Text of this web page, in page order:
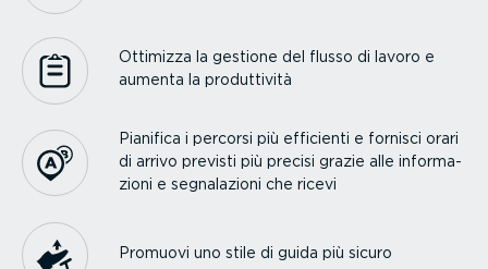
Ottimizza la gestione del flusso di lavoro e
aumenta la produt­tività
Pianifica i percorsi più efficienti e fornisci orari
di arrivo previsti più precisi grazie alle infor­ma­
zioni e segna­la­zioni che ricevi
Promuovi uno stile di guida più sicuro